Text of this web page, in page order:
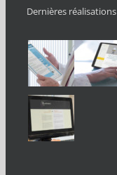
Dernières réalisations